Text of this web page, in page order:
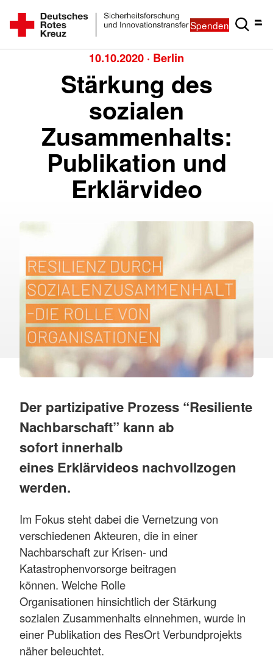
Spenden
10.10.2020 · Berlin
Stärkung des
sozialen
Zusammenhalts:
Publikation und
Erklärvideo
Der partizipative Prozess “Resiliente
Nachbarschaft” kann ab
sofort innerhalb
eines Erklärvideos nachvollzogen
werden.
Im Fokus steht dabei die Vernetzung von
verschiedenen Akteuren, die in einer
Nachbarschaft zur Krisen- und
Katastrophenvorsorge beitragen
können. Welche Rolle
Organisationen hinsichtlich der Stärkung
sozialen Zusammenhalts einnehmen, wurde in
einer Publikation des ResOrt Verbundprojekts
näher beleuchtet.